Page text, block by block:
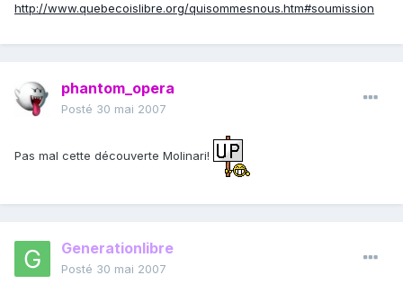
http://www.quebecoislibre.org/quisommesnous.htm#soumission
phantom_opera
Posté 30 mai 2007
Pas mal cette découverte Molinari!
Generationlibre
Posté 30 mai 2007